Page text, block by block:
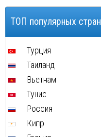
ТОП популярных стран
Турция
Таиланд
Вьетнам
Тунис
Россия
Кипр